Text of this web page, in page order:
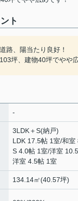
ト
路、陽当たり良好！
坪、建物40坪でやや
-
3LDK＋S(納戸)
LDK 17.5帖 1室/和室
S 4.0帖 1室/洋室
洋室 4.5帖 1室
134.14㎡(40.57坪)